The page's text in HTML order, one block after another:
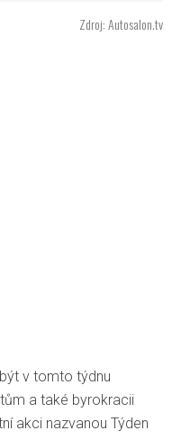
Zdroj: Autosalon.tv
v tomto týdnu
a také byrokracii
akci nazvanou Týden